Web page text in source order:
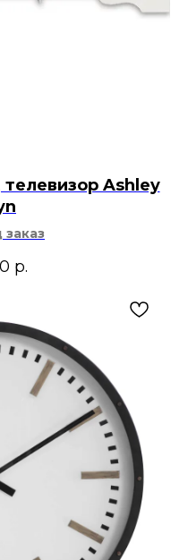
Ashley
заказ
р.